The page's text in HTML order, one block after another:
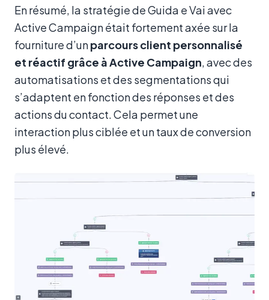
En résumé, la stratégie de Guida e Vai avec
Active Campaign était fortement axée sur la
fourniture d’unparcours client personnalisé
et réactif grâce à Active Campaign, avec des
automatisations et des segmentations qui
s’adaptent en fonction des réponses et des
actions du contact. Cela permet une
interaction plus ciblée et un taux de conversion
plus élevé.